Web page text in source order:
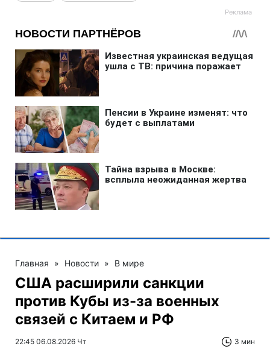
Главная » Новости » В мире
США расширили санкции
против Кубы из-за военных
связей с Китаем и РФ
22:45 06.08.2026 Чт 3 мин